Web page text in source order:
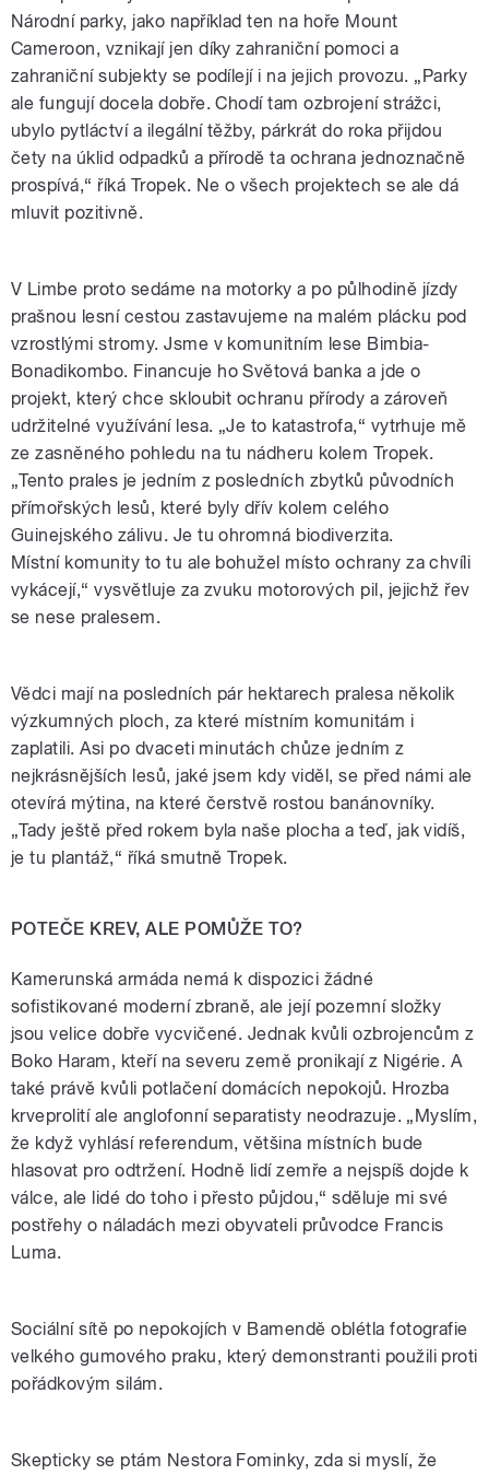
Národní parky, jako například ten na hoře Mount
Cameroon, vznikají jen díky zahraniční pomoci a
zahraniční subjekty se podílejí i na jejich provozu. „Parky
ale fungují docela dobře. Chodí tam ozbrojení strážci,
ubylo pytláctví a ilegální těžby, párkrát do roka přijdou
čety na úklid odpadků a přírodě ta ochrana jednoznačně
prospívá,“ říká Tropek. Ne o všech projektech se ale dá
mluvit pozitivně.
V Limbe proto sedáme na motorky a po půlhodině jízdy
prašnou lesní cestou zastavujeme na malém plácku pod
vzrostlými stromy. Jsme v komunitním lese Bimbia-
Bonadikombo. Financuje ho Světová banka a jde o
projekt, který chce skloubit ochranu přírody a zároveň
udržitelné využívání lesa. „Je to katastrofa,“ vytrhuje mě
ze zasněného pohledu na tu nádheru kolem Tropek.
„Tento prales je jedním z posledních zbytků původních
přímořských lesů, které byly dřív kolem celého
Guinejského zálivu. Je tu ohromná biodiverzita.
Místní komunity to tu ale bohužel místo ochrany za chvíli
vykácejí,“ vysvětluje za zvuku motorových pil, jejichž řev
se nese pralesem.
Vědci mají na posledních pár hektarech pralesa několik
výzkumných ploch, za které místním komunitám i
zaplatili. Asi po dvaceti minutách chůze jedním z
nejkrásnějších lesů, jaké jsem kdy viděl, se před námi ale
otevírá mýtina, na které čerstvě rostou banánovníky.
„Tady ještě před rokem byla naše plocha a teď, jak vidíš,
je tu plantáž,“ říká smutně Tropek.
POTEČE KREV, ALE POMŮŽE TO?
Kamerunská armáda nemá k dispozici žádné
sofistikované moderní zbraně, ale její pozemní složky
jsou velice dobře vycvičené. Jednak kvůli ozbrojencům z
Boko Haram, kteří na severu země pronikají z Nigérie. A
také právě kvůli potlačení domácích nepokojů. Hrozba
krveprolití ale anglofonní separatisty neodrazuje. „Myslím,
že když vyhlásí referendum, většina místních bude
hlasovat pro odtržení. Hodně lidí zemře a nejspíš dojde k
válce, ale lidé do toho i přesto půjdou,“ sděluje mi své
postřehy o náladách mezi obyvateli průvodce Francis
Luma.
Sociální sítě po nepokojích v Bamendě oblétla fotografie
velkého gumového praku, který demonstranti použili proti
pořádkovým silám.
Skepticky se ptám Nestora Fominky, zda si myslí, že